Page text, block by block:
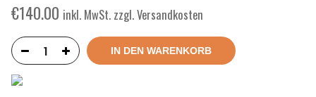
€140.00 inkl. MwSt. zzgl. Versandkosten
IN DEN WARENKORB